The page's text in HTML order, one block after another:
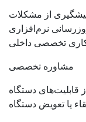
از مشکلات
نرم‌افزاری
تخصصی داخلی
مشاوره تخصصی
قابلیت‌های دستگاه
یا تعویض دستگاه